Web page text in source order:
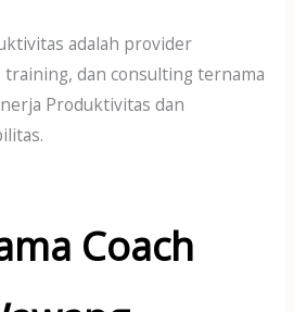
adalah provider
dan consulting ternama
Produktivitas dan
Coach